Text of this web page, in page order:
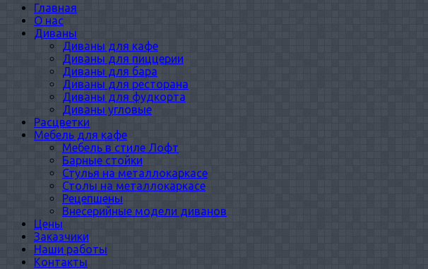
Главная
О нас
Диваны
Диваны для кафе
Диваны для пиццерии
Диваны для бара
Диваны для ресторана
Диваны для фудкорта
Диваны угловые
Расцветки
Мебель для кафе
Мебель в стиле Лофт
Барные стойки
Стулья на металлокаркасе
Столы на металлокаркасе
Рецепшены
Внесерийные модели диванов
Цены
Заказчики
Наши работы
Контакты